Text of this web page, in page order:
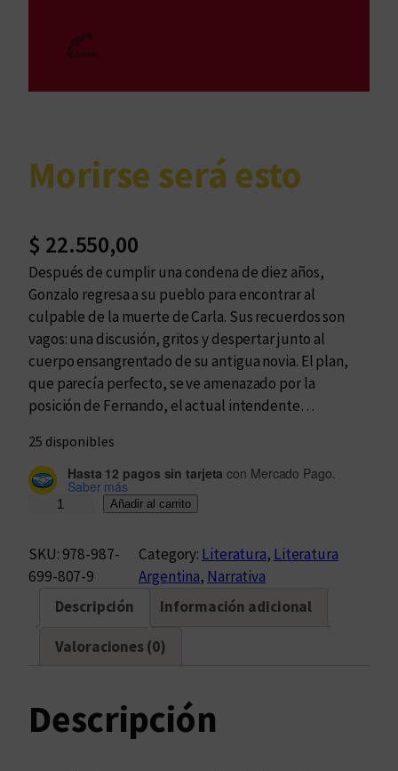
Morirse será esto
$ 22.550,00
Después de cumplir una condena de diez años,
Gonzalo regresa a su pueblo para encontrar al
culpable de la muerte de Carla. Sus recuerdos son
vagos: una discusión, gritos y despertar junto al
cuerpo ensangrentado de su antigua novia. El plan,
que parecía perfecto, se ve amenazado por la
posición de Fernando, el actual intendente…
25 disponibles
Hasta 12 pagos sin tarjeta con Mercado Pago.
Saber más
r
i
r
Añadir al carrito
SKU: 978-987-
699-807-9
Category: Literatura, Literatura
Argentina, Narrativa
Descripción
Información adicional
Valoraciones (0)
Descripción